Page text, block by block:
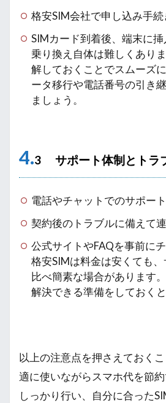
格安SIM会社で申し込み手続
SIMカード到着後、端末に挿
乗り換え自体は難しくあり
解しておくことでスムーズ
ータ移行や電話番号の引き
ましょう。
4.3 サポート体制とトラ
電話やチャットでのサポー
契約後のトラブルに備えて
公式サイトやFAQを事前に
格安SIMは料金は安くても
比べ簡素な場合があります
解決できる準備をしておくと
以上の注意点を押さえておく
適に使いながらスマホ代を節
しっかり行い、自分に合った